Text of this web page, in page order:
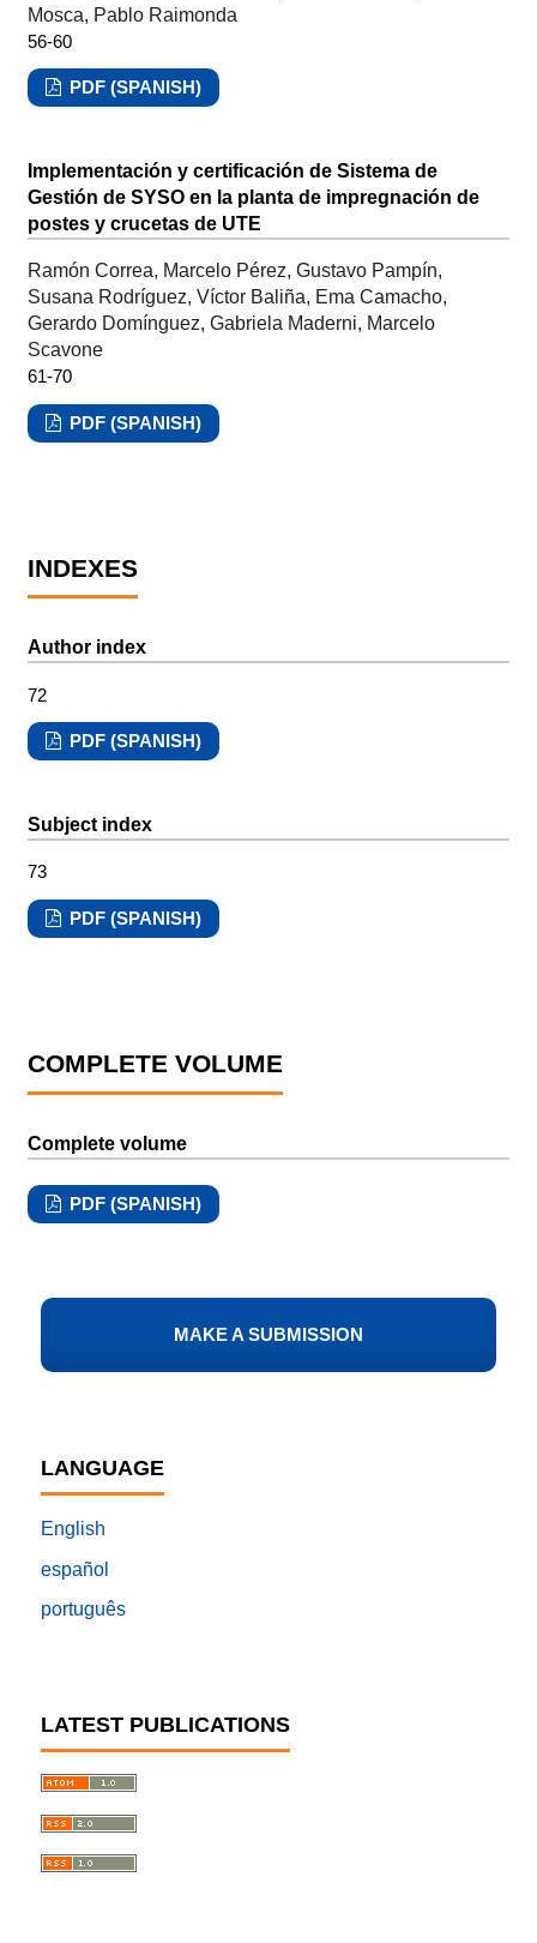
Mosca, Pablo Raimonda
56-60
PDF (SPANISH)
Implementación y certificación de Sistema de
Gestión de SYSO en la planta de impregnación de
postes y crucetas de UTE
Ramón Correa, Marcelo Pérez, Gustavo Pampín,
Susana Rodríguez, Víctor Baliña, Ema Camacho,
Gerardo Domínguez, Gabriela Maderni, Marcelo
Scavone
61-70
PDF (SPANISH)
INDEXES
Author index
72
PDF (SPANISH)
Subject index
73
PDF (SPANISH)
COMPLETE VOLUME
Complete volume
PDF (SPANISH)
LANGUAGE
English
español
português
LATEST PUBLICATIONS
MAKE A SUBMISSION